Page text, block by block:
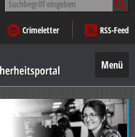
nach:
Crimeletter
RSS-Feed
Menü